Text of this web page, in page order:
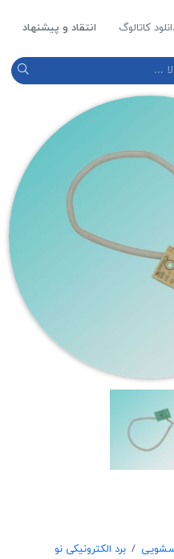
کاتالوگ انتقاد و پیشنهاد
برد الکترونیکی نو